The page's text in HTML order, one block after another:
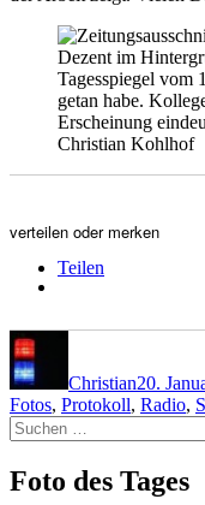
Dezent im
Tagesspiegel vom
getan habe.
Erscheinung
Christian Kohlhof
verteilen oder merken
Teilen
Christian20.
Fotos, Protokoll, Radio,
Suchen
nach:
Foto des Tages